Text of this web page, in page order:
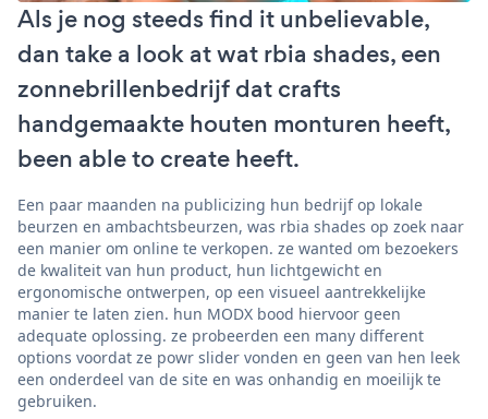
Als je nog steeds find it unbelievable,
dan take a look at wat rbia shades, een
zonnebrillenbedrijf dat crafts
handgemaakte houten monturen heeft,
been able to create heeft.
Een paar maanden na publicizing hun bedrijf op lokale
beurzen en ambachtsbeurzen, was rbia shades op zoek naar
een manier om online te verkopen. ze wanted om bezoekers
de kwaliteit van hun product, hun lichtgewicht en
ergonomische ontwerpen, op een visueel aantrekkelijke
manier te laten zien. hun MODX bood hiervoor geen
adequate oplossing. ze probeerden een many different
options voordat ze powr slider vonden en geen van hen leek
een onderdeel van de site en was onhandig en moeilijk te
gebruiken.